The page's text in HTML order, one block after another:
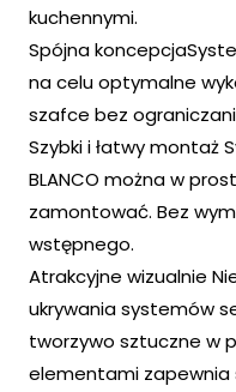
kuchennymi.
Spójna
na celu optymalne
szafce bez
Szybki i łatwy montaż
BLANCO można w
zamontować. Bez
wstępnego.
Atrakcyjne wizualnie
ukrywania systemów
tworzywo sztuczne w
elementami zapewnia